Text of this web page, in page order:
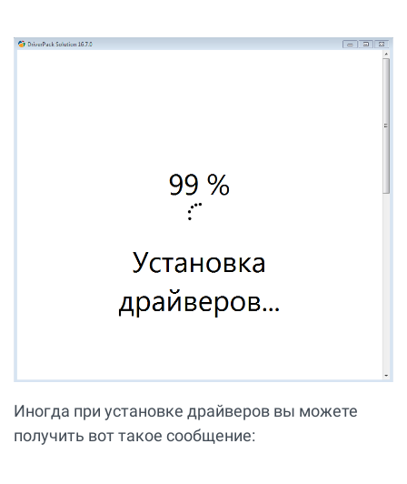
Иногда при установке драйверов вы можете
получить вот такое сообщение: